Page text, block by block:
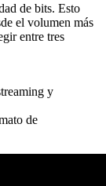
de bits. Esto
el volumen más
entre tres
y
de